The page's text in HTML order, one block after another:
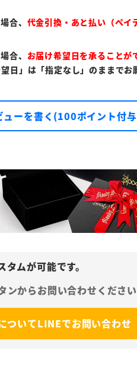
合、 代金引換・あと払い（ペイ
合、 お届け希望日を承ることが
日」は「指定なし」のままでお
ューを書く(100ポイント付
ついてLINEでお問い合わせ